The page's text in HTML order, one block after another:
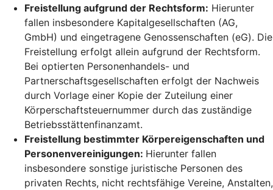
Freistellung aufgrund der Rechtsform: Hierunter
fallen insbesondere Kapitalgesellschaften (AG,
GmbH) und eingetragene Genossenschaften (eG). Die
Freistellung erfolgt allein aufgrund der Rechtsform.
Bei optierten Personenhandels- und
Partnerschaftsgesellschaften erfolgt der Nachweis
durch Vorlage einer Kopie der Zuteilung einer
Körperschaftsteuernummer durch das zuständige
Betriebsstättenfinanzamt.
Freistellung bestimmter Körpereigenschaften und
Personenvereinigungen: Hierunter fallen
insbesondere sonstige juristische Personen des
privaten Rechts, nicht rechtsfähige Vereine, Anstalten,